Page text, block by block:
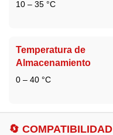
10 – 35 °C
Temperatura de
Almacenamiento
0 – 40 °C
🔄 COMPATIBILIDAD